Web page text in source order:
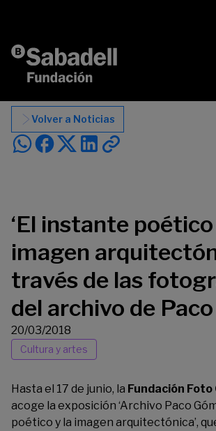
Volver a Noticias
‘El instante
imagen
través de las
del archivo de
20/03/2018
Cultura y artes
Hasta el 17 de junio, la Fundación
acoge la exposición ‘Archivo Paco
poético y la imagen arquitectónica’,